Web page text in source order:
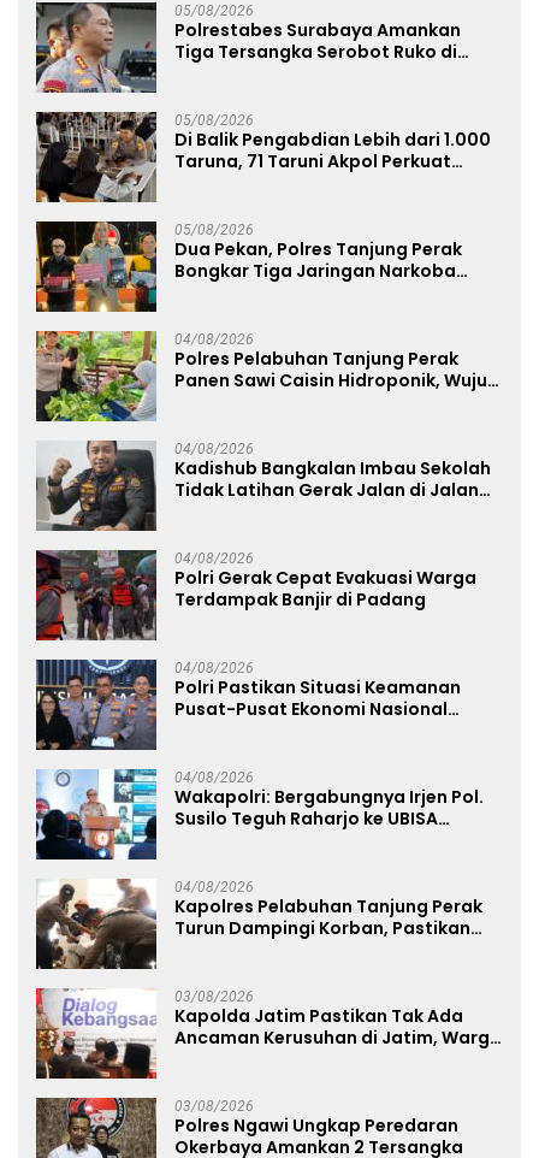
05/08/2026
Polrestabes Surabaya Amankan
Tiga Tersangka Serobot Ruko di
05/08/2026
Di Balik Pengabdian Lebih dari 1.000
Taruna, 71 Taruni Akpol Perkuat
05/08/2026
Dua Pekan, Polres Tanjung Perak
Bongkar Tiga Jaringan Narkoba
04/08/2026
Polres Pelabuhan Tanjung Perak
Panen Sawi Caisin Hidroponik, Wujud
04/08/2026
Kadishub Bangkalan Imbau Sekolah
Tidak Latihan Gerak Jalan di Jalan
04/08/2026
Polri Gerak Cepat Evakuasi Warga
Terdampak Banjir di Padang
04/08/2026
Polri Pastikan Situasi Keamanan
Pusat-Pusat Ekonomi Nasional
04/08/2026
Wakapolri: Bergabungnya Irjen Pol.
Susilo Teguh Raharjo ke UBISA
04/08/2026
Kapolres Pelabuhan Tanjung Perak
Turun Dampingi Korban, Pastikan
03/08/2026
Kapolda Jatim Pastikan Tak Ada
Ancaman Kerusuhan di Jatim, Warga
03/08/2026
Polres Ngawi Ungkap Peredaran
Okerbaya Amankan 2 Tersangka